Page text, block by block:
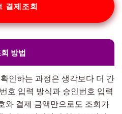
결제조회
방법
인하는 과정은 생각보다 더 간
호 입력 방식과 승인번호 입력
와 결제 금액만으로도 조회가